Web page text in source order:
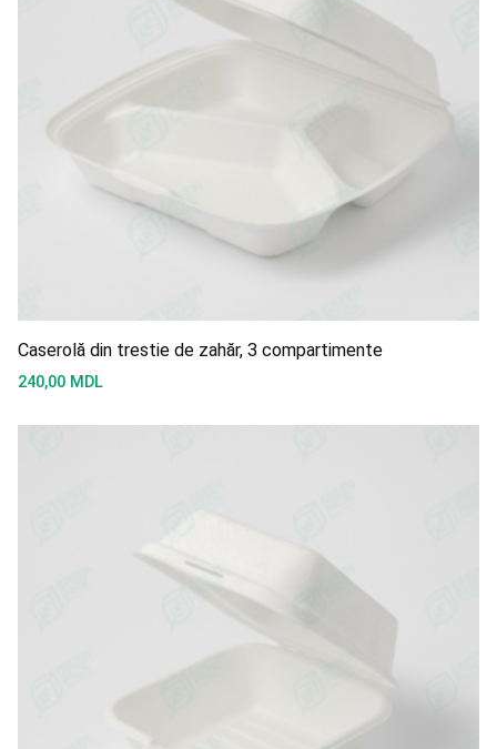
Caserolă din trestie de zahăr, 3 compartimente
240,00 MDL